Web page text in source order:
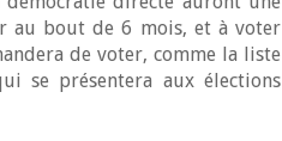
au bout de 6 mois, et à voter
de voter, comme la liste
se présentera aux élections